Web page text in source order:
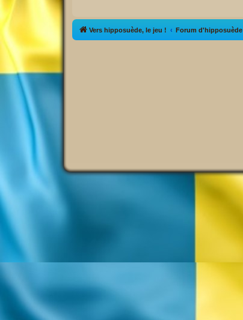
Vers hipposuède, le jeu ! Forum d'hipposuède